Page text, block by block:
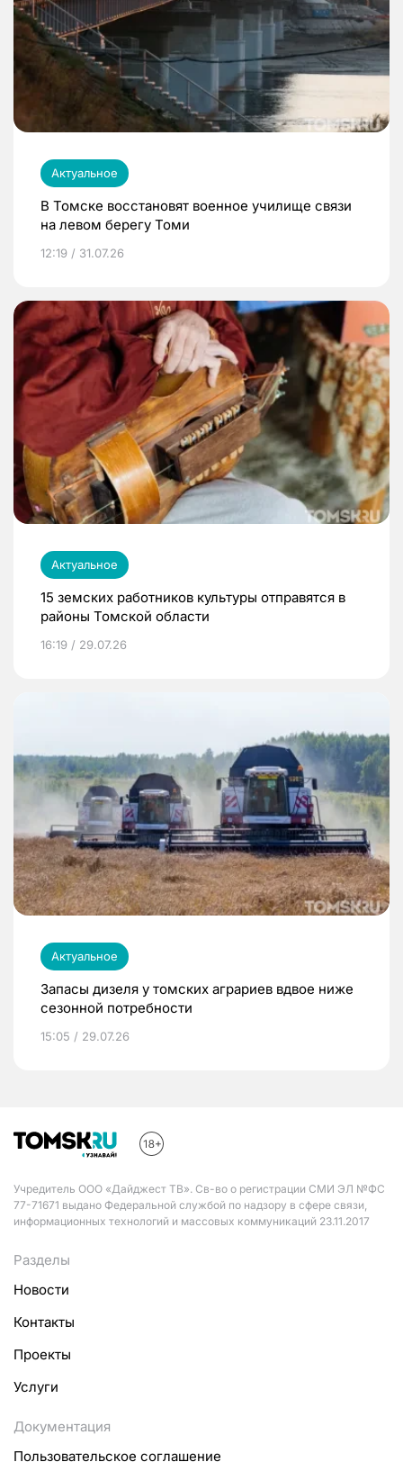
Актуальное
В Томске восстановят военное училище связи
на левом берегу Томи
12:19 / 31.07.26
Актуальное
15 земских работников культуры отправятся в
районы Томской области
16:19 / 29.07.26
Актуальное
Запасы дизеля у томских аграриев вдвое ниже
сезонной потребности
15:05 / 29.07.26
Учредитель ООО «Дайджест ТВ». Св-во о регистрации СМИ ЭЛ №ФС
77-71671 выдано Федеральной службой по надзору в сфере связи,
информационных технологий и массовых коммуникаций 23.11.2017
Разделы
Новости
Контакты
Проекты
Услуги
Документация
Пользовательское соглашение